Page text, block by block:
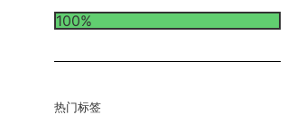
100%
热门标签